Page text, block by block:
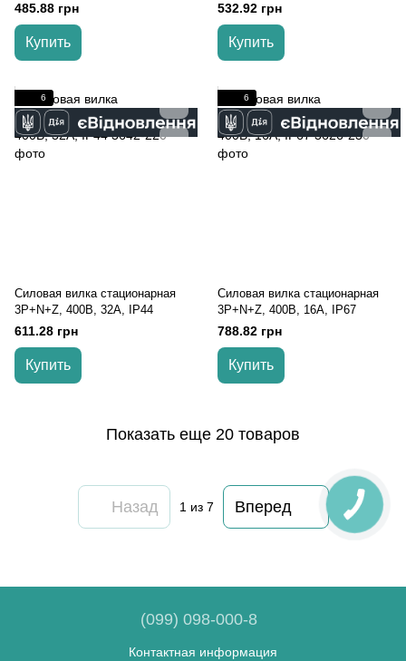
485.88 грн
Купить
532.92 грн
Купить
6
Силовая вилка стационарная
3P+N+Z, 400В, 32А, IP44
611.28 грн
Купить
6
Силовая вилка стационарная
3Р+N+Z, 400В, 16А, IP67
788.82 грн
Купить
Показать еще 20 товаров
Назад 1 из 7 Вперед
(099) 098-000-8
Контактная информация